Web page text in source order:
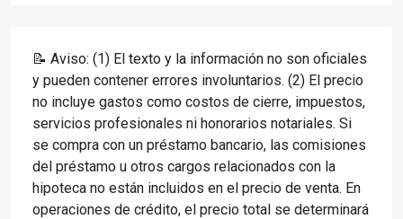
📝 Aviso: (1) El texto y la información no son oficiales
y pueden contener errores involuntarios. (2) El precio
no incluye gastos como costos de cierre, impuestos,
servicios profesionales ni honorarios notariales. Si
se compra con un préstamo bancario, las comisiones
del préstamo u otros cargos relacionados con la
hipoteca no están incluidos en el precio de venta. En
operaciones de crédito, el precio total se determinará